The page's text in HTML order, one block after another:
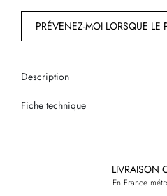
PRÉVENEZ-MOI LORSQUE LE
Description
Fiche technique
LIVRAISON
En France